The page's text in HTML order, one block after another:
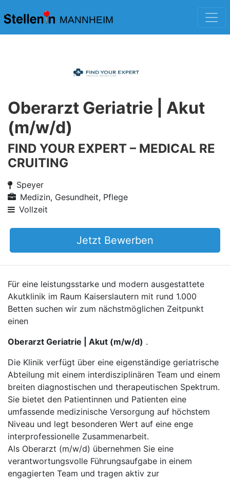
MANNHEIM
Oberarzt Geriatrie | Akut
(m/w/d)
FIND YOUR EXPERT – MEDICAL RE
CRUITING
Speyer
Medizin, Gesundheit, Pflege
Vollzeit
Jetzt Bewerben
Für eine leistungsstarke und modern ausgestattete
Akutklinik im Raum Kaiserslautern mit rund 1.000
Betten suchen wir zum nächstmöglichen Zeitpunkt
einen
Oberarzt Geriatrie | Akut (m/w/d) .
Die Klinik verfügt über eine eigenständige geriatrische
Abteilung mit einem interdisziplinären Team und einem
breiten diagnostischen und therapeutischen Spektrum.
Sie bietet den Patientinnen und Patienten eine
umfassende medizinische Versorgung auf höchstem
Niveau und legt besonderen Wert auf eine enge
interprofessionelle Zusammenarbeit.
Als Oberarzt (m/w/d) übernehmen Sie eine
verantwortungsvolle Führungsaufgabe in einem
engagierten Team und tragen aktiv zur